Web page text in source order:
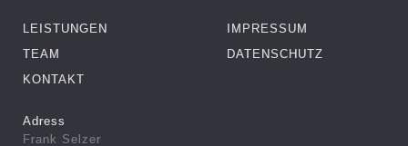
LEISTUNGEN
TEAM
KONTAKT
IMPRESSUM
DATENSCHUTZ
Adress
Frank Selzer